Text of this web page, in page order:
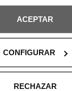
ACEPTAR
CONFIGURAR
RECHAZAR
todas las